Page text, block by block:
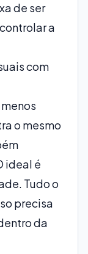
de ser
a
com
o mesmo
ideal é
Tudo o
precisa
da